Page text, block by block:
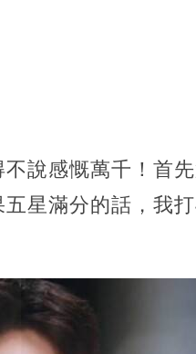
說感慨萬千！首
星滿分的話，我